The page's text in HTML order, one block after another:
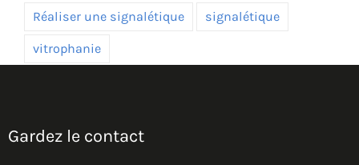
Réaliser une signalétique signalétique
vitrophanie
Gardez le contact